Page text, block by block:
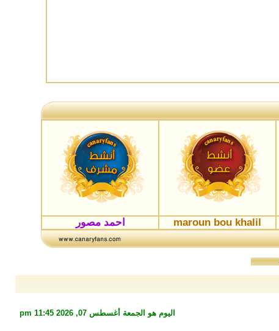
maroun bou khalil احمد مصور
اليوم هو الجمعة أغسطس 07, 2026 11:45 pm